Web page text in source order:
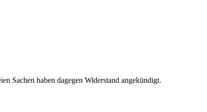
Sachen haben dagegen Widerstand angekündigt.